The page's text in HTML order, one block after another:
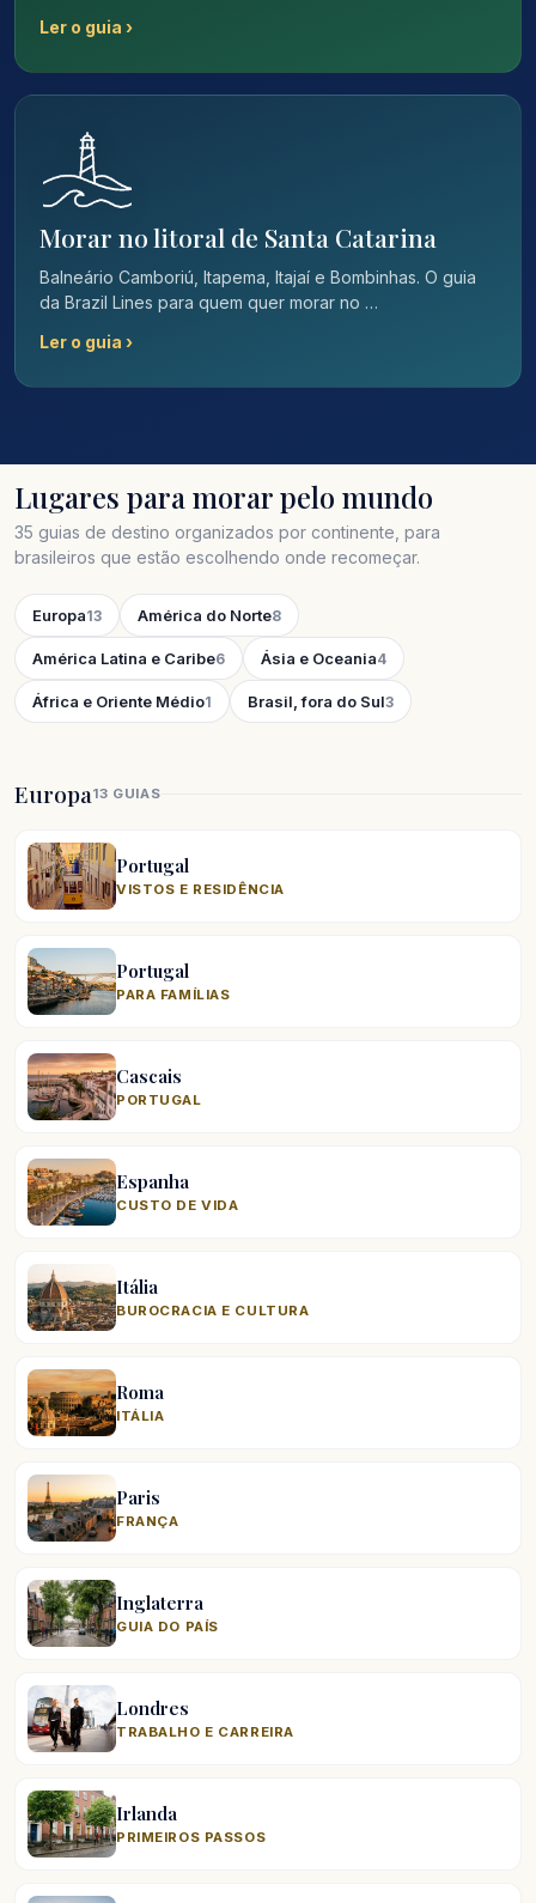
Ler o guia ›
Morar no litoral de Santa Catarina
Balneário Camboriú, Itapema, Itajaí e Bombinhas. O guia
da Brazil Lines para quem quer morar no …
Ler o guia ›
Lugares para morar pelo mundo
35 guias de destino organizados por continente, para
brasileiros que estão escolhendo onde recomeçar.
Europa13 América do Norte8
América Latina e Caribe6 Ásia e Oceania4
África e Oriente Médio1 Brasil, fora do Sul3
Europa13 GUIAS
Portugal
VISTOS E RESIDÊNCIA
Portugal
PARA FAMÍLIAS
Cascais
PORTUGAL
Espanha
CUSTO DE VIDA
Itália
BUROCRACIA E CULTURA
Roma
ITÁLIA
Paris
FRANÇA
Inglaterra
GUIA DO PAÍS
Londres
TRABALHO E CARREIRA
Irlanda
PRIMEIROS PASSOS